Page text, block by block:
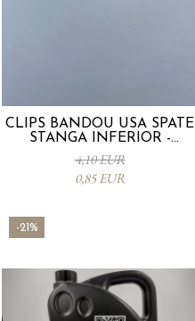
CLIPS BANDOU USA SPATE
STANGA INFERIOR -
KD5351SJ3A
4,10 EUR
0,85 EUR
-21%